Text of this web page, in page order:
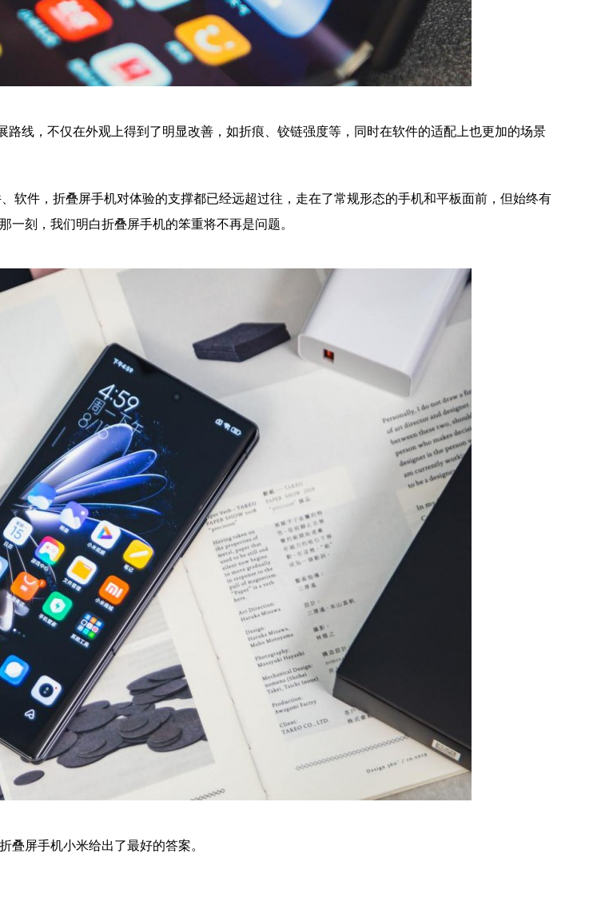
线，不仅在外观上得到了明显改善，如折痕、铰链强度等，同时在软件的适配上也更加的场景
软件，折叠屏手机对体验的支撑都已经远超过往，走在了常规形态的手机和平板面前，但始终有
刻，我们明白折叠屏手机的笨重将不再是问题。
屏手机小米给出了最好的答案。